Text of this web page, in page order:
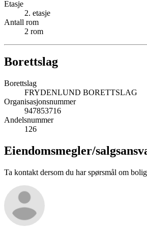
Etasje
2. etasje
Antall rom
2 rom
Borettslag
Borettslag
FRYDENLUND BORETTSLAG
Organisasjonsnummer
947853716
Andelsnummer
126
Eiendomsmegler/
Ta kontakt dersom du har spørsmål om